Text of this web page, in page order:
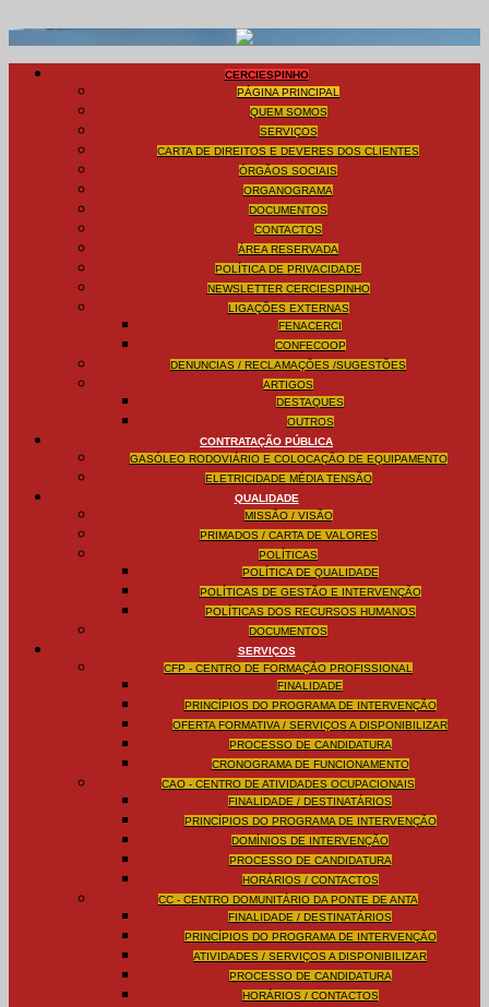
CERCIESPINHO
PÁGINA PRINCIPAL
QUEM SOMOS
SERVIÇOS
CARTA DE DIREITOS E DEVERES DOS CLIENTES
ÓRGÃOS SOCIAIS
ORGANOGRAMA
DOCUMENTOS
CONTACTOS
ÁREA RESERVADA
POLÍTICA DE PRIVACIDADE
NEWSLETTER CERCIESPINHO
LIGAÇÕES EXTERNAS
FENACERCI
CONFECOOP
DENUNCIAS / RECLAMAÇÕES /SUGESTÕES
ARTIGOS
DESTAQUES
OUTROS
CONTRATAÇÃO PÚBLICA
GASÓLEO RODOVIÁRIO E COLOCAÇÃO DE EQUIPAMENTO
ELETRICIDADE MÉDIA TENSÃO
QUALIDADE
MISSÃO / VISÃO
PRIMADOS / CARTA DE VALORES
POLÍTICAS
POLÍTICA DE QUALIDADE
POLÍTICAS DE GESTÃO E INTERVENÇÃO
POLÍTICAS DOS RECURSOS HUMANOS
DOCUMENTOS
SERVIÇOS
CFP - CENTRO DE FORMAÇÃO PROFISSIONAL
FINALIDADE
PRINCÍPIOS DO PROGRAMA DE INTERVENÇÃO
OFERTA FORMATIVA / SERVIÇOS A DISPONIBILIZAR
PROCESSO DE CANDIDATURA
CRONOGRAMA DE FUNCIONAMENTO
CAO - CENTRO DE ATIVIDADES OCUPACIONAIS
FINALIDADE / DESTINATÁRIOS
PRINCÍPIOS DO PROGRAMA DE INTERVENÇÃO
DOMÍNIOS DE INTERVENÇÃO
PROCESSO DE CANDIDATURA
HORÁRIOS / CONTACTOS
CC - CENTRO DOMUNITÁRIO DA PONTE DE ANTA
FINALIDADE / DESTINATÁRIOS
PRINCÍPIOS DO PROGRAMA DE INTERVENÇÃO
ATIVIDADES / SERVIÇOS A DISPONIBILIZAR
PROCESSO DE CANDIDATURA
HORÁRIOS / CONTACTOS